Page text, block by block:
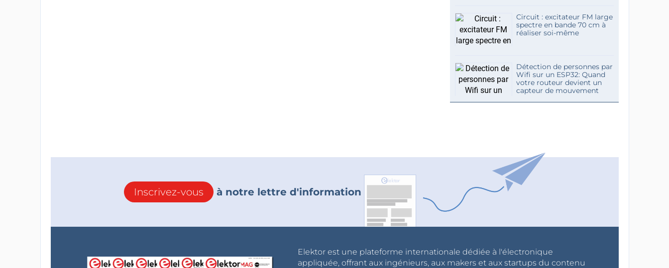
Circuit : excitateur FM large
spectre en bande 70 cm à
réaliser soi-même
Détection de personnes par
Wifi sur un ESP32: Quand
votre routeur devient un
capteur de mouvement
Inscrivez-vous à notre lettre d'information
Elektor est une plateforme internationale dédiée à l'électronique
appliquée, offrant aux ingénieurs, aux makers et aux startups du contenu